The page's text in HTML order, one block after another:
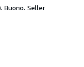
Buono. Seller